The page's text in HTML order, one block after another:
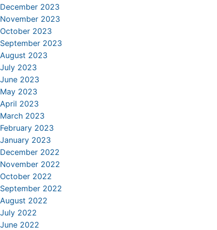
December 2023
November 2023
October 2023
September 2023
August 2023
July 2023
June 2023
May 2023
April 2023
March 2023
February 2023
January 2023
December 2022
November 2022
October 2022
September 2022
August 2022
July 2022
June 2022